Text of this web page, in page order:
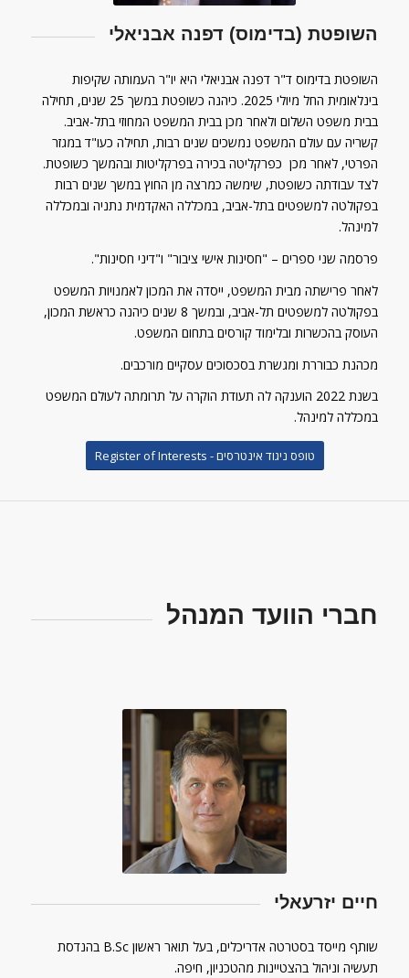
השופטת (בדימוס) דפנה אבניאלי
השופטת בדימוס ד"ר דפנה אבניאלי היא יו"ר העמותה שקיפות
בינלאומית החל מיולי 2025. כיהנה כשופטת במשך 25 שנים, תחילה
בבית משפט השלום ולאחר מכן בבית המשפט המחוזי בתל-אביב.
קשריה עם עולם המשפט נמשכים שנים רבות, תחילה כעו"ד במגזר
הפרטי, לאחר מכן כפרקליטה בכירה בפרקליטות ובהמשך כשופטת.
לצד עבודתה כשופטת, שימשה כמרצה מן החוץ במשך שנים רבות
בפקולטה למשפטים בתל-אביב, במכללה האקדמית נתניה ובמכללה
למינהל.
פרסמה שני ספרים – "חסינות אישי ציבור" ו"דיני חסינות".
לאחר פרישתה מבית המשפט, ייסדה את המכון לאמנויות המשפט
בפקולטה למשפטים תל-אביב, ובמשך 8 שנים כיהנה כראשת המכון,
העוסק בהכשרות ובלימוד קורסים בתחום המשפט.
מכהנת כבוררת ומגשרת בסכסוכים עסקיים מורכבים.
בשנת 2022 הוענקה לה תעודת הוקרה על תרומתה לעולם המשפט
במכללה למינהל.
טופס ניגוד אינטרסים - Register of Interests
חברי הוועד המנהל
חיים יזרעאלי
שותף מייסד בסטרטה אדריכלים, בעל תואר ראשון B.Sc בהנדסת
תעשיה וניהול בהצטיינות מהטכניון, חיפה.